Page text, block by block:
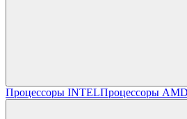
Процессоры INTELПроцессоры AMD